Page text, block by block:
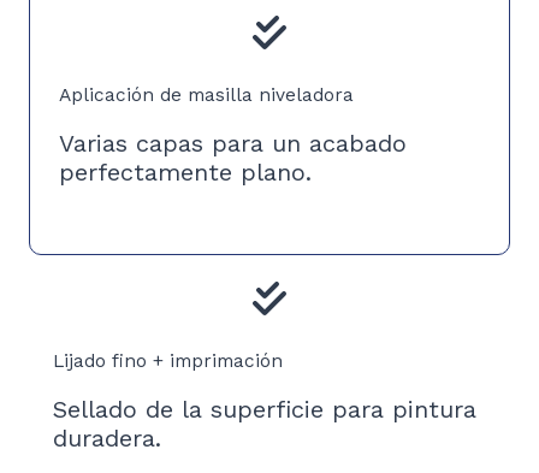
Aplicación de masilla niveladora
Varias capas para un acabado
perfectamente plano.
Lijado fino + imprimación
Sellado de la superficie para pintura
duradera.